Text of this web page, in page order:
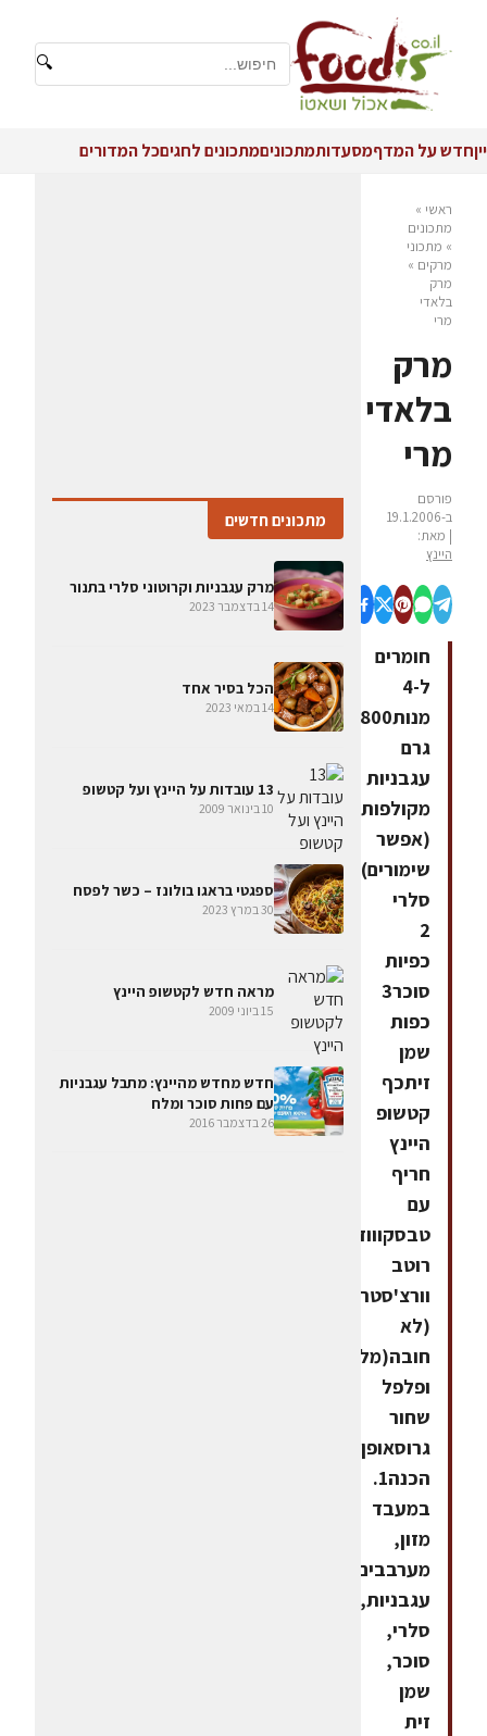
🔍
ייןחדש על המדףמסעדותמתכוניםמתכונים לחגיםכל המדורים
ראשי »
מתכונים
» מתכוני
מרקים »
מרק
בלאדי
מרי
מרק
בלאדי
מרי
פורסם
ב-19.1.2006
| מאת:
היינץ
חומרים
ל-4
מנות800
גרם
עגבניות
מקולפות
(אפשר
שימורים)גבעול
סלרי
2
כפיות
סוכר3
כפות
שמן
זיתכף
קטשופ
היינץ
חריף
עם
טבסקווודקה
רוטב
וורצ'סטר
(לא
חובה(מלח
ופלפל
שחור
גרוסאופן
הכנה1.
במעבד
מזון,
מערבבים
עגבניות,
סלרי,
סוכר,
שמן
זית
מתכונים חדשים
מרק עגבניות וקרוטוני סלרי בתנור
14 בדצמבר 2023
הכל בסיר אחד
14 במאי 2023
13 עובדות על היינץ ועל קטשופ
10 בינואר 2009
ספגטי בראגו בולונז – כשר לפסח
30 במרץ 2023
מראה חדש לקטשופ היינץ
15 ביוני 2009
חדש מחדש מהיינץ: מתבל עגבניות
עם פחות סוכר ומלח
26 בדצמבר 2016